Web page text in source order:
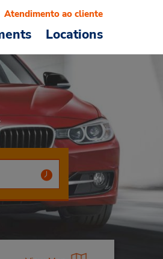
Locations
Atendimento ao cliente